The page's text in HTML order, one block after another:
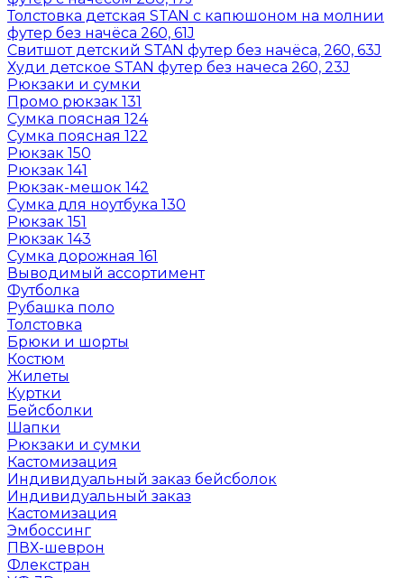
Толстовка детская STAN с капюшоном на молнии
футер без начёса 260, 61J
Свитшот детский STAN футер без начёса, 260, 63J
Худи детское STAN футер без начеса 260, 23J
Рюкзаки и сумки
Промо рюкзак 131
Сумка поясная 124
Сумка поясная 122
Рюкзак 150
Рюкзак 141
Рюкзак-мешок 142
Сумка для ноутбука 130
Рюкзак 151
Рюкзак 143
Сумка дорожная 161
Выводимый ассортимент
Футболка
Рубашка поло
Толстовка
Брюки и шорты
Костюм
Жилеты
Куртки
Бейсболки
Шапки
Рюкзаки и сумки
Кастомизация
Индивидуальный заказ бейсболок
Индивидуальный заказ
Кастомизация
Эмбоссинг
ПВХ-шеврон
Флекстран